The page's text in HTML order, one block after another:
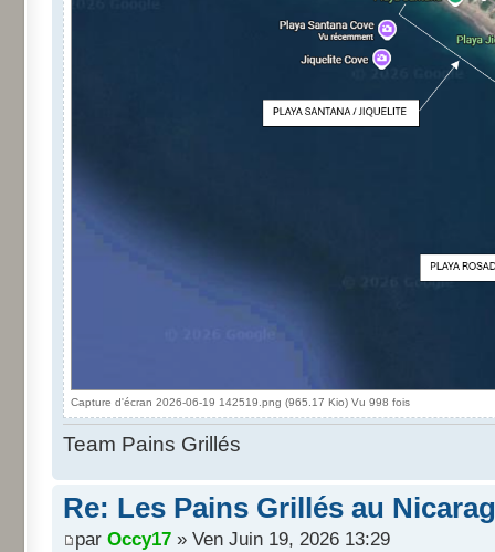
Capture d'écran 2026-06-19 142519.png (965.17 Kio) Vu 998 fois
Team Pains Grillés
Re: Les Pains Grillés au
par Occy17 » Ven Juin 19, 2026 13:29